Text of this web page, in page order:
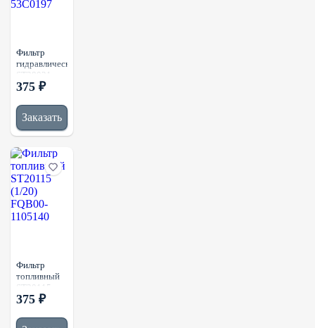
Фильтр
гидравлический
ST38021
(1/100)
53C0197
375 ₽
Заказать
Фильтр
топливный
ST20115
(1/20)
1105140
375 ₽